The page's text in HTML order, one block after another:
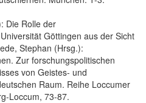
Die Rolle der
Göttingen aus der Sicht
Stephan (Hrsg.):
Zur forschungspolitischen
von Geistes- und
Raum. Reihe Loccumer
Loccum, 73-87.